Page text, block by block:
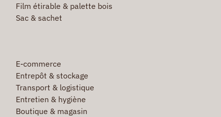
Film étirable & palette bois
Sac & sachet
E-commerce
Entrepôt & stockage
Transport & logistique
Entretien & hygiène
Boutique & magasin